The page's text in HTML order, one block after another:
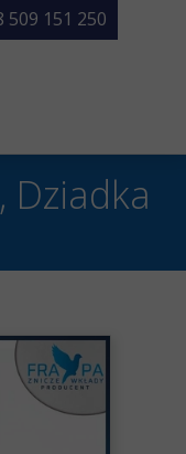
509 151 250
O nas
Kontakt
Dziadka